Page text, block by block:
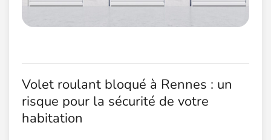
Volet roulant bloqué à Rennes : un
risque pour la sécurité de votre
habitation